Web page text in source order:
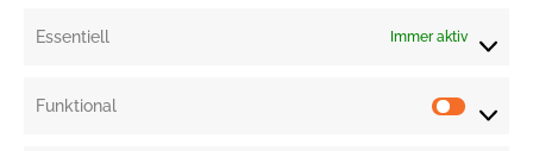
Essentiell Immer aktiv
Funktional